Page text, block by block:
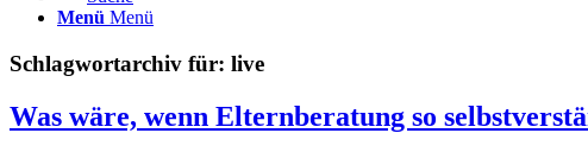
Menü Menü
Schlagwortarchiv für: live
Was wäre, wenn Elternberatung so